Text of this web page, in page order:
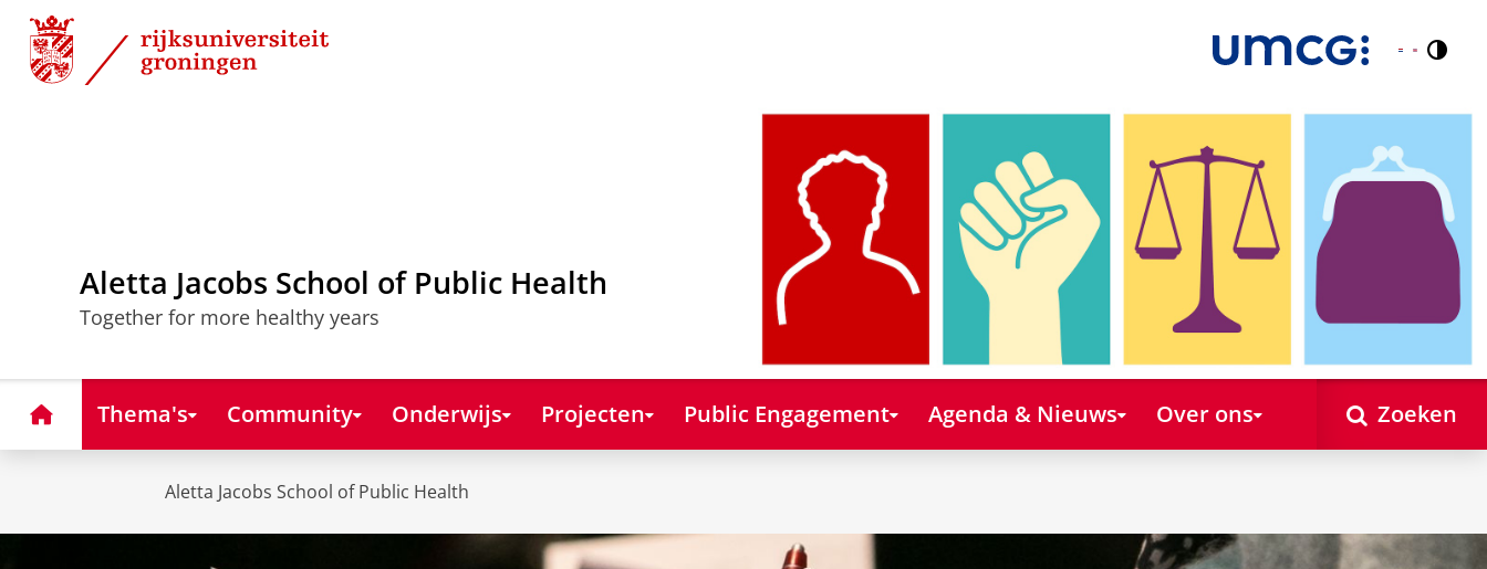
Skip
Content
Skip
Navigation
Nederlands
English
Aletta Jacobs School of Public Health
Together for more healthy years
HomeThema's Community Onderwijs Projecten Public Engagement Agenda & Nieuws Over ons Zoeken
Aletta Jacobs School of Public Health